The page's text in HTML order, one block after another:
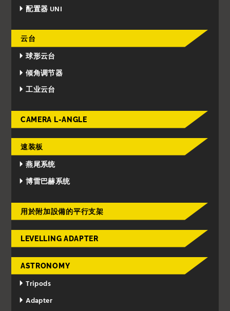
配置器 UNI
云台
球形云台
倾角调节器
工业云台
CAMERA L-ANGLE
速装板
燕尾系统
博雷巴赫系统
用於附加設備的平行支架
LEVELLING ADAPTER
ASTRONOMY
Tripods
Adapter